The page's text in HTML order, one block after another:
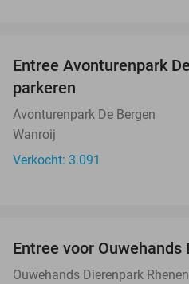
Entree Avonturenpark
parkeren
Avonturenpark De Bergen
Wanroij
Verkocht: 3.091
Entree voor Ouwehands
Ouwehands Dierenpark Rhenen